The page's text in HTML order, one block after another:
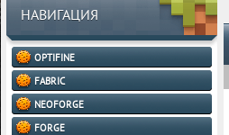
НАВИГАЦИЯ
OPTIFINE
FABRIC
NEOFORGE
FORGE